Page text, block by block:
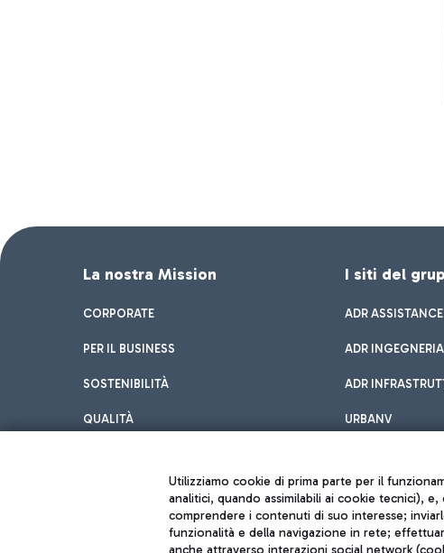
La nostra Mission
CORPORATE
PER IL BUSINESS
SOSTENIBILITÀ
QUALITÀ
I siti del
ADR ASSISTANCE
ADR INGEGNERIA
ADR
URBANV
Utilizziamo cookie di prima parte per il
analitici, quando assimilabili ai cookie tecnici),
comprendere i contenuti di suo interesse;
funzionalità e della navigazione in rete;
anche attraverso interazioni social network